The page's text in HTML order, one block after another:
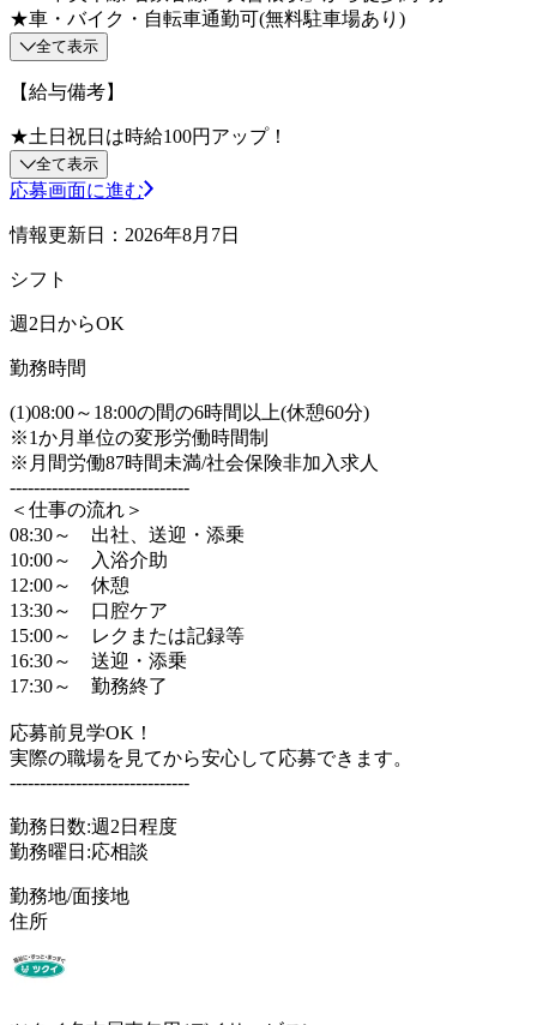
★車・バイク・自転車通勤可(無料駐車場あり)
全て表示
【給与備考】
★土日祝日は時給100円アップ！
全て表示
応募画面に進む
情報更新日：2026年8月7日
シフト
週2日からOK
勤務時間
(1)08:00～18:00の間の6時間以上(休憩60分)
※1か月単位の変形労働時間制
※月間労働87時間未満/社会保険非加入求人
------------------------------
＜仕事の流れ＞
08:30～ 出社、送迎・添乗
10:00～ 入浴介助
12:00～ 休憩
13:30～ 口腔ケア
15:00～ レクまたは記録等
16:30～ 送迎・添乗
17:30～ 勤務終了
応募前見学OK！
実際の職場を見てから安心して応募できます。
------------------------------
勤務日数:週2日程度
勤務曜日:応相談
勤務地/面接地
住所